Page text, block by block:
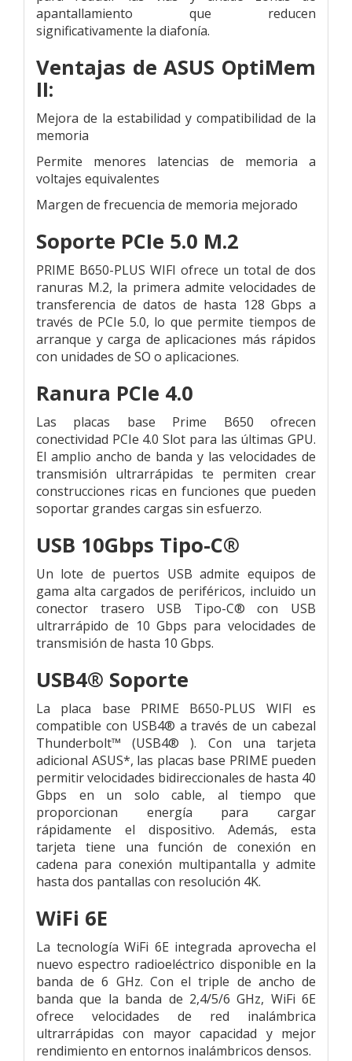
apantallamiento que reducen
significativamente la diafonía.
Ventajas de ASUS OptiMem
II:
Mejora de la estabilidad y compatibilidad de la
memoria
Permite menores latencias de memoria a
voltajes equivalentes
Margen de frecuencia de memoria mejorado
Soporte PCIe 5.0 M.2
PRIME B650-PLUS WIFI ofrece un total de dos
ranuras M.2, la primera admite velocidades de
transferencia de datos de hasta 128 Gbps a
través de PCIe 5.0, lo que permite tiempos de
arranque y carga de aplicaciones más rápidos
con unidades de SO o aplicaciones.
Ranura PCIe 4.0
Las placas base Prime B650 ofrecen
conectividad PCIe 4.0 Slot para las últimas GPU.
El amplio ancho de banda y las velocidades de
transmisión ultrarrápidas te permiten crear
construcciones ricas en funciones que pueden
soportar grandes cargas sin esfuerzo.
USB 10Gbps Tipo-C®
Un lote de puertos USB admite equipos de
gama alta cargados de periféricos, incluido un
conector trasero USB Tipo-C® con USB
ultrarrápido de 10 Gbps para velocidades de
transmisión de hasta 10 Gbps.
USB4® Soporte
La placa base PRIME B650-PLUS WIFI es
compatible con USB4® a través de un cabezal
Thunderbolt™ (USB4® ). Con una tarjeta
adicional ASUS*, las placas base PRIME pueden
permitir velocidades bidireccionales de hasta 40
Gbps en un solo cable, al tiempo que
proporcionan energía para cargar
rápidamente el dispositivo. Además, esta
tarjeta tiene una función de conexión en
cadena para conexión multipantalla y admite
hasta dos pantallas con resolución 4K.
WiFi 6E
La tecnología WiFi 6E integrada aprovecha el
nuevo espectro radioeléctrico disponible en la
banda de 6 GHz. Con el triple de ancho de
banda que la banda de 2,4/5/6 GHz, WiFi 6E
ofrece velocidades de red inalámbrica
ultrarrápidas con mayor capacidad y mejor
rendimiento en entornos inalámbricos densos.